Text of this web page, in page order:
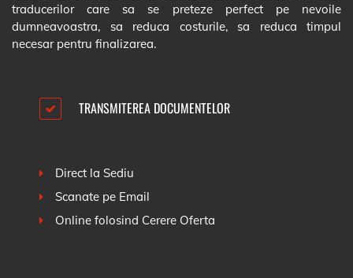
traducerilor care sa se preteze perfect pe nevoile
dumneavoastra, sa reduca costurile, sa reduca timpul
necesar pentru finalizarea.
TRANSMITEREA DOCUMENTELOR
Direct la Sediu
Scanate pe Email
Online folosind Cerere Oferta